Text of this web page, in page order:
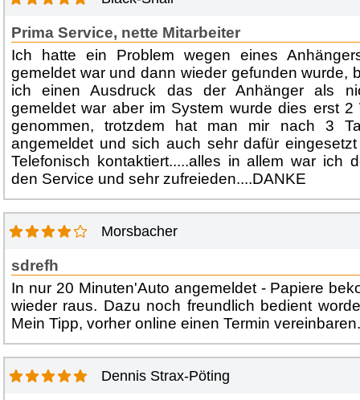
Prima Service, nette Mitarbeiter
Ich hatte ein Problem wegen eines
gemeldet war und dann wieder gefunden wurde,
ich einen Ausdruck das der Anhänger als
gemeldet war aber im System wurde dies erst 2
genommen, trotzdem hat man mir nach 3
angemeldet und sich auch sehr dafür
Telefonisch kontaktiert.....alles in allem war ich
den Service und sehr zufreieden....DANKE
Morsbacher
sdrefh
In nur 20 Minuten'Auto angemeldet - Papiere
wieder raus. Dazu noch freundlich bedient
Mein Tipp, vorher online einen Termin vereinbaren.
Dennis Strax-Pöting